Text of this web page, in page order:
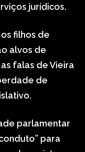
jurídicos.
filhos de
alvos de
falas de Vieira
de
parlamentar
para